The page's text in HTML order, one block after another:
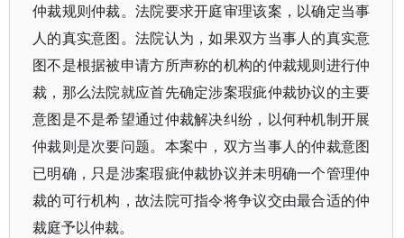
仲裁规则仲裁。法院要求开庭审理该案，以确定当事
人的真实意图。法院认为，如果双方当事人的真实意
图不是根据被申请方所声称的机构的仲裁规则进行仲
裁，那么法院就应首先确定涉案瑕疵仲裁协议的主要
意图是不是希望通过仲裁解决纠纷，以何种机制开展
仲裁则是次要问题。本案中，双方当事人的仲裁意图
已明确，只是涉案瑕疵仲裁协议并未明确一个管理仲
裁的可行机构，故法院可指令将争议交由最合适的仲
裁庭予以仲裁。